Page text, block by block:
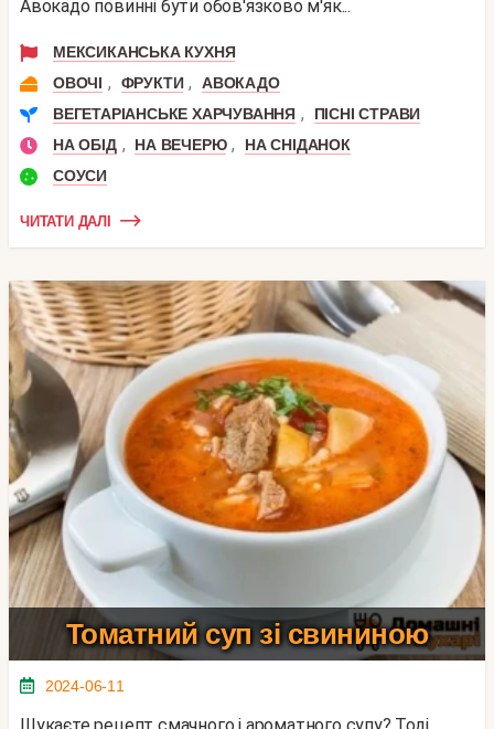
Авокадо повинні бути обов'язково м'як...
МЕКСИКАНСЬКА КУХНЯ
ОВОЧІ , ФРУКТИ ,
АВОКАДО
ВЕГЕТАРІАНСЬКЕ ХАРЧУВАННЯ ,
ПІСНІ СТРАВИ
НА ОБІД , НА ВЕЧЕРЮ ,
НА СНІДАНОК
СОУСИ
ЧИТАТИ ДАЛІ
Томатний суп зі свининою
2024-06-11